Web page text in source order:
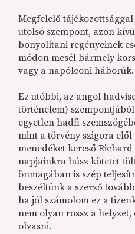
Megfelelő
utolsó szempont, azon
bonyolítani regényeinek
módon mesél bármely
vagy a napóleoni háborúk.
Ez utóbbi, az angol
történelem)
egyetlen hadfi
mint a törvény szigora elől
menedéket kereső
napjainkra húsz kötetet
önmagában is szép
beszéltünk a szerző
ha jól számolom ez a
nem olyan rossz a
olvasni.